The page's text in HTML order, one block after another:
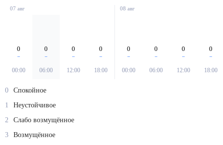
07 авг
0
00:00
0
06:00
0
12:00
0
18:00
08 авг
0
00:00
0
06:00
0
12:00
0
18:00
0
Спокойное
1
Неустойчивое
2
Слабо возмущённое
3
Возмущённое